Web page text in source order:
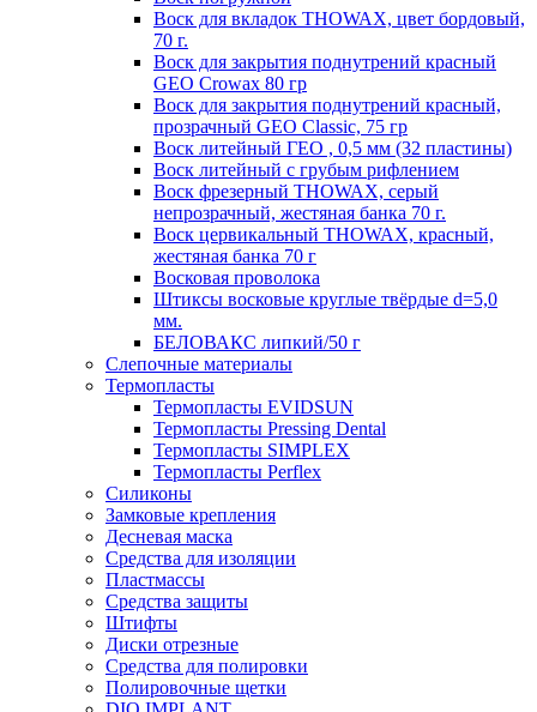
Воск для вкладок THOWAX, цвет бордовый,
70 г.
Воск для закрытия поднутрений красный
GEO Crowax 80 гр
Воск для закрытия поднутрений красный,
прозрачный GEO Classic, 75 гр
Воск литейный ГЕО , 0,5 мм (32 пластины)
Воск литейный с грубым рифлением
Воск фрезерный THOWAX, серый
непрозрачный, жестяная банка 70 г.
Воск цервикальный THOWAX, красный,
жестяная банка 70 г
Восковая проволока
Штиксы восковые круглые твёрдые d=5,0
мм.
БЕЛОВАКС липкий/50 г
Слепочные материалы
Термопласты
Термопласты EVIDSUN
Термопласты Pressing Dental
Термопласты SIMPLEX
Термопласты Perflex
Силиконы
Замковые крепления
Десневая маска
Средства для изоляции
Пластмассы
Средства защиты
Штифты
Диски отрезные
Средства для полировки
Полировочные щетки